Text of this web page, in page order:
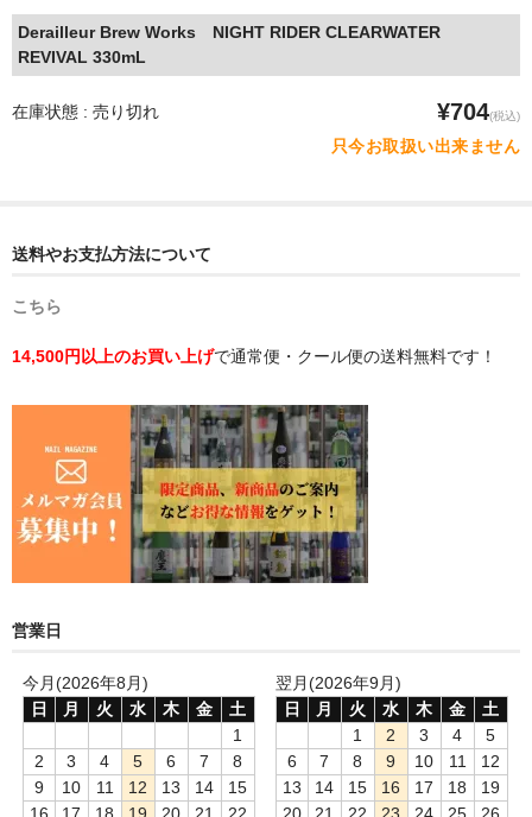
Derailleur Brew Works NIGHT RIDER CLEARWATER
REVIVAL 330mL
在庫状態 : 売り切れ ¥704(税込)
只今お取扱い出来ません
送料やお支払方法について
こちら
14,500円以上のお買い上げで通常便・クール便の送料無料です！
営業日
今月(2026年8月)
日
月 火 水 木 金
土
1
2
3 4 5 6 7
8
9
10 11 12 13 14
15
翌月(2026年9月)
日
月 火 水 木 金
土
1
2 3 4
5
6
7 8 9 10 11
12
13
14 15 16 17 18
19